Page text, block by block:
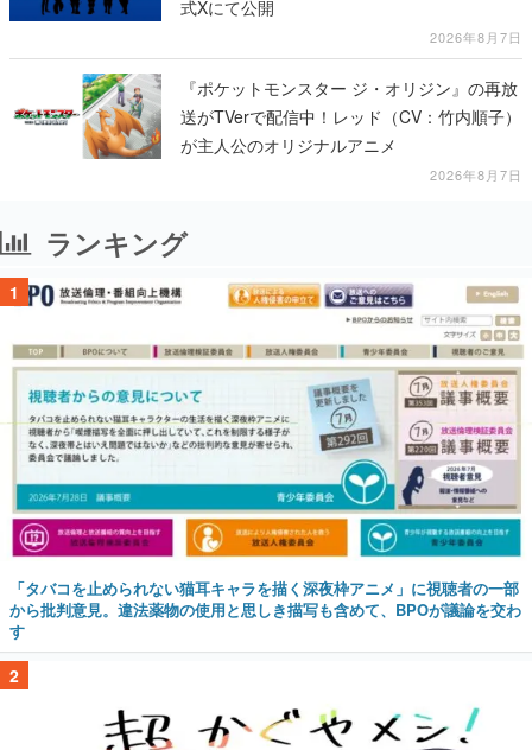
式Xにて公開
2026年8月7日
『ポケットモンスター ジ・オリジン』の再放
送がTVerで配信中！レッド（CV：竹内順子）
が主人公のオリジナルアニメ
2026年8月7日
ランキング
1
「タバコを止められない猫耳キャラを描く深夜枠アニメ」に視聴者の一部
から批判意見。違法薬物の使用と思しき描写も含めて、BPOが議論を交わ
す
2